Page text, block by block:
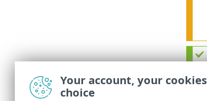
Your account, your cookies
choice